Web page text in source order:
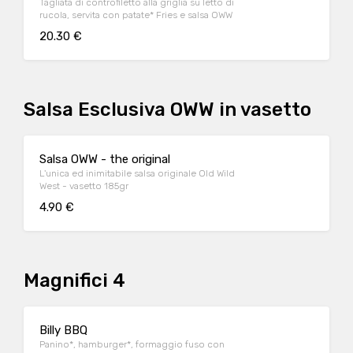
Tagliata di controfiletto alla griglia su letto di
rucola, servita con patate* Fries e salsa OWW
20.30 €
Salsa Esclusiva OWW in vasetto
Salsa OWW - the original
L'unica ed inimitabile salsa originale Old Wild
West - vasetto 185gr
4.90 €
Magnifici 4
Billy BBQ
Panino*, hamburger*, formaggio fuso con